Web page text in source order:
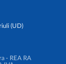
(UD)
- REA RA